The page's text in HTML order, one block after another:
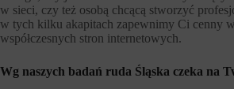
w sieci, czy też osobą chcącą stworzyć
w tych kilku akapitach zapewnimy Ci cenny
współczesnych stron internetowych.
Wg naszych badań ruda Śląska czeka na